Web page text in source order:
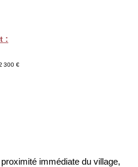
:
300 €
immédiate du village,